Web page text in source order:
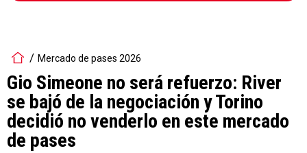
Mercado de pases 2026
Gio Simeone no será refuerzo: River
se bajó de la negociación y Torino
decidió no venderlo en este mercado
de pases